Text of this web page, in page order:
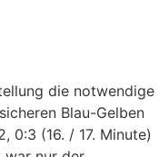
die notwendige
Blau-Gelben
0:3 (16. / 17. Minute)